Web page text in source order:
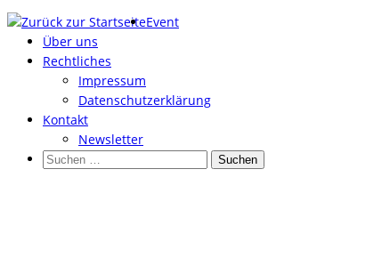
Zum
Inhalt
springen
Event
Über uns
Rechtliches
Impressum
Datenschutzerklärung
Kontakt
Newsletter
Suchen